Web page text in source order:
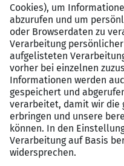
als
Hohe praktische
Accounting/
Gute Kenntnisse
Analytische und